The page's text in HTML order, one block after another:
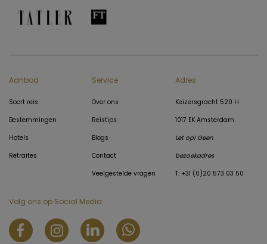
Aanbod
Soort reis
Bestemmingen
Hotels
Retraites
Service
Over ons
Reistips
Blogs
Contact
Veelgestelde vragen
Adres
Keizersgracht 520 H
1017 EK Amsterdam
Let op! Geen
bezoekadres
T: +31 (0)20 573 03 50
Volg ons op Social Media